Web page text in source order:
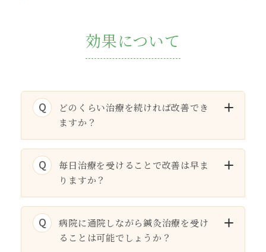
効果について
Q
どのくらい治療を続ければ改善でき
ますか？
Q
毎日治療を受けることで改善は早ま
りますか？
Q
病院に通院しながら鍼灸治療を受け
ることは可能でしょうか？